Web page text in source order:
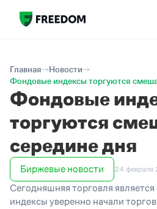
Главная
Новости
Фондовые индексы торгуются
Фондовые
торгуются
середине дня
Биржевые новости 24
Сегодняшняя торговля
индексы уверенно начали